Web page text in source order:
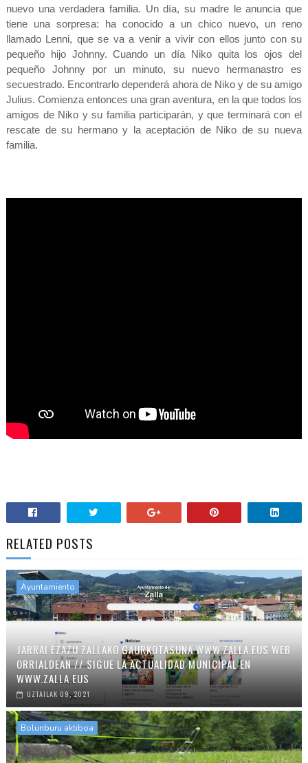
nuevo una verdadera familia. Un día, su madre le anuncia que
tiene una sorpresa: ha conocido a un chico nuevo, un reno
llamado Lenni, que se va a venir a vivir con ellos junto con su
pequeño hijo Johnny. Cuando un día Niko quita los ojos del
pequeño Johnny por un minuto, su nuevo hermanastro es
secuestrado. Encontrarlo dependerá ahora de Niko y de su amigo
Julius. Comienza entonces una gran aventura, en la que todos los
amigos de Niko y su familia participarán, y que terminará con el
rescate de su hermano y la aceptación de Niko de su nueva
familia.
RELATED POSTS
Ayuntamiento
JARRAI EZAZU ZALLAKO GAURKOTASUNA WWW.ZALLA.EUS WEB
ORRIALDEAN // SIGUE LA ACTUALIDAD MUNICIPAL EN
WWW.ZALLA.EUS
UZTAILAK 09, 2021
Bolunburu aktiboa